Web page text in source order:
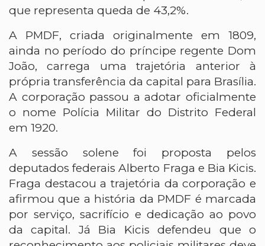
que representa queda de 43,2%.
A PMDF, criada originalmente em 1809,
ainda no período do príncipe regente Dom
João, carrega uma trajetória anterior à
própria transferência da capital para Brasília.
A corporação passou a adotar oficialmente
o nome Polícia Militar do Distrito Federal
em 1920.
A sessão solene foi proposta pelos
deputados federais Alberto Fraga e Bia Kicis.
Fraga destacou a trajetória da corporação e
afirmou que a história da PMDF é marcada
por serviço, sacrifício e dedicação ao povo
da capital. Já Bia Kicis defendeu que o